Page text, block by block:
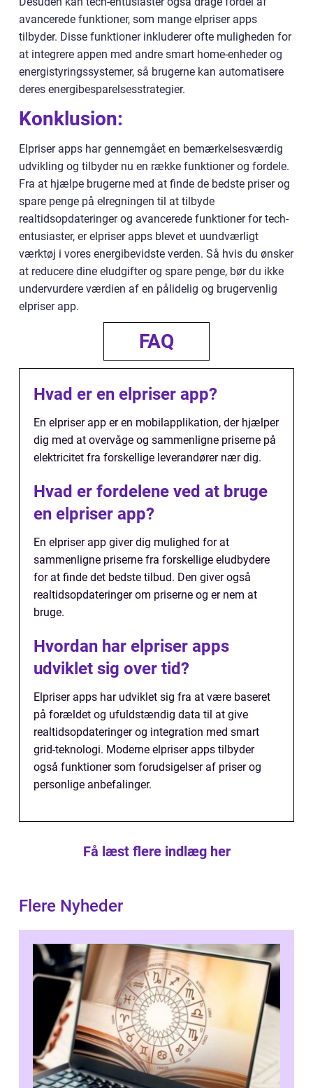
avancerede funktioner, som mange elpriser apps
tilbyder. Disse funktioner inkluderer ofte muligheden for
at integrere appen med andre smart home-enheder og
energistyringssystemer, så brugerne kan automatisere
deres energibesparelsesstrategier.
Konklusion:
Elpriser apps har gennemgået en bemærkelsesværdig
udvikling og tilbyder nu en række funktioner og fordele.
Fra at hjælpe brugerne med at finde de bedste priser og
spare penge på elregningen til at tilbyde
realtidsopdateringer og avancerede funktioner for tech-
entusiaster, er elpriser apps blevet et uundværligt
værktøj i vores energibevidste verden. Så hvis du ønsker
at reducere dine eludgifter og spare penge, bør du ikke
undervurdere værdien af en pålidelig og brugervenlig
elpriser app.
FAQ
Hvad er en elpriser app?
En elpriser app er en mobilapplikation, der hjælper
dig med at overvåge og sammenligne priserne på
elektricitet fra forskellige leverandører nær dig.
Hvad er fordelene ved at bruge
en elpriser app?
En elpriser app giver dig mulighed for at
sammenligne priserne fra forskellige eludbydere
for at finde det bedste tilbud. Den giver også
realtidsopdateringer om priserne og er nem at
bruge.
Hvordan har elpriser apps
udviklet sig over tid?
Elpriser apps har udviklet sig fra at være baseret
på forældet og ufuldstændig data til at give
realtidsopdateringer og integration med smart
grid-teknologi. Moderne elpriser apps tilbyder
også funktioner som forudsigelser af priser og
personlige anbefalinger.
Få læst flere indlæg her
Flere Nyheder